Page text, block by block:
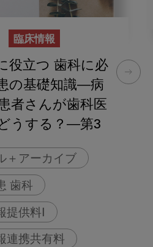
臨床情報
役立つ 歯科に必
の基礎知識―病
者さんが歯科医
うする？―第3
療情報連携のし
＋アーカイブ
歯科
提供料Ⅰ
連携共有料